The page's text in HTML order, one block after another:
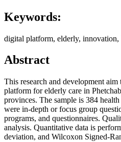
Keywords:
digital platform, elderly, innovation,
Abstract
This research and development
platform for elderly care in
provinces. The sample is 384
were in-depth or focus group
programs, and questionnaires.
analysis. Quantitative data is
deviation, and Wilcoxon Signed-